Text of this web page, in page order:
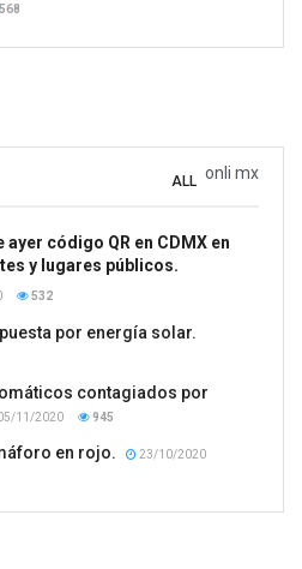
568
ALL onli mx
ayer código QR en CDMX en
y lugares públicos.
532
por energía solar.
contagiados por
11/2020 945
en rojo.
23/10/2020